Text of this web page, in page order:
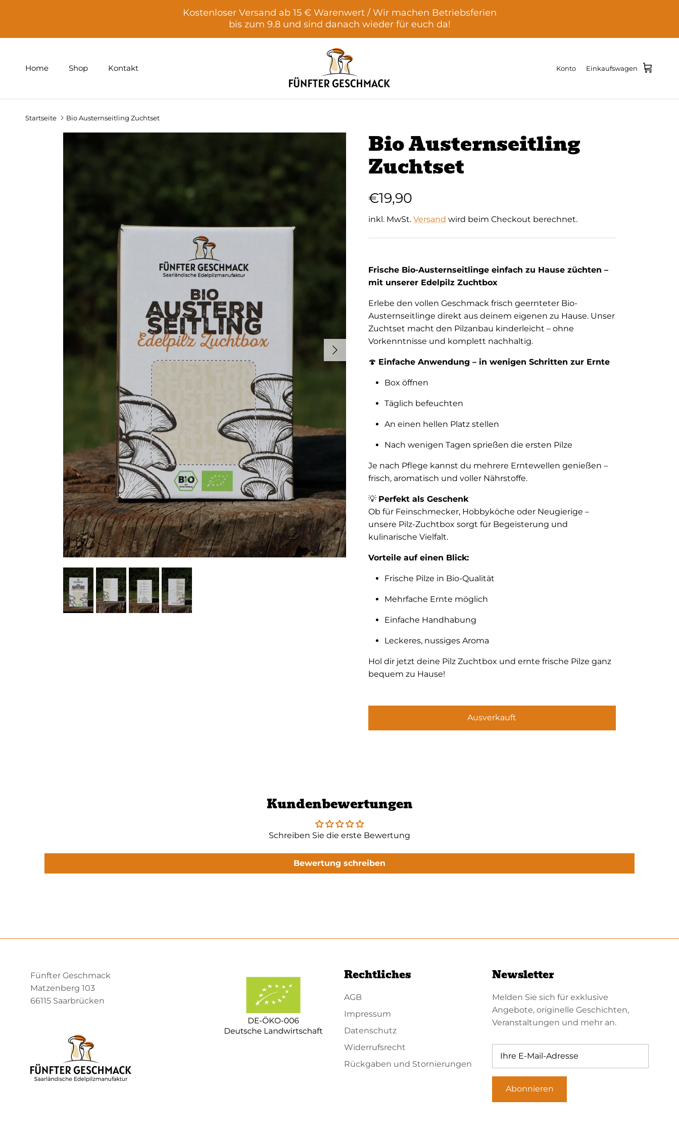
Kostenloser Versand ab 15 € Warenwert / Wir machen Betriebsferien
bis zum 9.8 und sind danach wieder für euch da!
Home Shop Kontakt Konto Einkaufswagen
Startseite Bio Austernseitling Zuchtset
Nächste
Bio Austernseitling
Zuchtset
€19,90
inkl. MwSt. Versand wird beim Checkout berechnet.
Frische Bio-Austernseitlinge einfach zu Hause züchten –
mit unserer Edelpilz Zuchtbox
Erlebe den vollen Geschmack frisch geernteter Bio-
Austernseitlinge direkt aus deinem eigenen zu Hause. Unser
Zuchtset macht den Pilzanbau kinderleicht – ohne
Vorkenntnisse und komplett nachhaltig.
🍄 Einfache Anwendung – in wenigen Schritten zur Ernte
Box öffnen
Täglich befeuchten
An einen hellen Platz stellen
Nach wenigen Tagen sprießen die ersten Pilze
Je nach Pflege kannst du mehrere Erntewellen genießen –
frisch, aromatisch und voller Nährstoffe.
💡 Perfekt als Geschenk
Ob für Feinschmecker, Hobbyköche oder Neugierige –
unsere Pilz-Zuchtbox sorgt für Begeisterung und
kulinarische Vielfalt.
Vorteile auf einen Blick:
Frische Pilze in Bio-Qualität
Mehrfache Ernte möglich
Einfache Handhabung
Leckeres, nussiges Aroma
Hol dir jetzt deine Pilz Zuchtbox und ernte frische Pilze ganz
bequem zu Hause!
Ausverkauft
Kundenbewertungen
Schreiben Sie die erste Bewertung
Bewertung schreiben
Fünfter Geschmack
Matzenberg 103
66115 Saarbrücken
Rechtliches
AGB
Impressum
Datenschutz
Widerrufsrecht
Rückgaben und Stornierungen
Newsletter
Melden Sie sich für exklusive
Angebote, originelle Geschichten,
Veranstaltungen und mehr an.
Abonnieren